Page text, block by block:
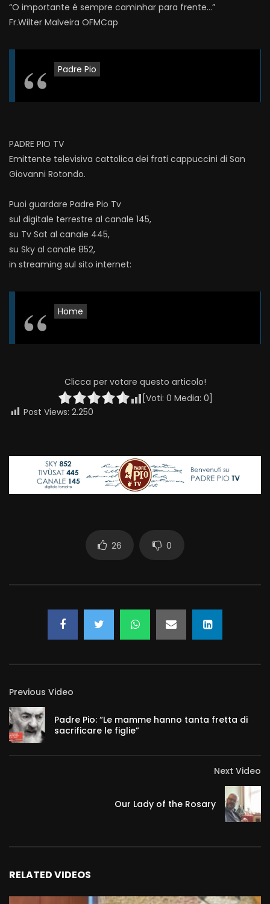
“O importante é sempre caminhar para frente…”
Fr.Wilter Malveira OFMCap
Padre Pio
PADRE PIO TV
Emittente televisiva cattolica dei frati cappuccini di San
Giovanni Rotondo.
Puoi guardare Padre Pio Tv
sul digitale terrestre al canale 145,
su Tv Sat al canale 445,
su Sky al canale 852,
in streaming sul sito internet:
Home
Clicca per votare questo articolo!
[Voti: 0 Media: 0]
Post Views: 2.250
26 0
Previous Video
Padre Pio: “Le mamme hanno tanta fretta di
sacrificare le figlie”
Next Video
Our Lady of the Rosary
RELATED VIDEOS